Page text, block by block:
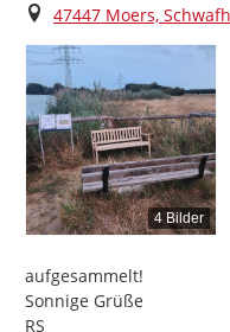
Ort
47447 Moers,
4 Bilder
aufgesammelt!
Sonnige Grüße
RS